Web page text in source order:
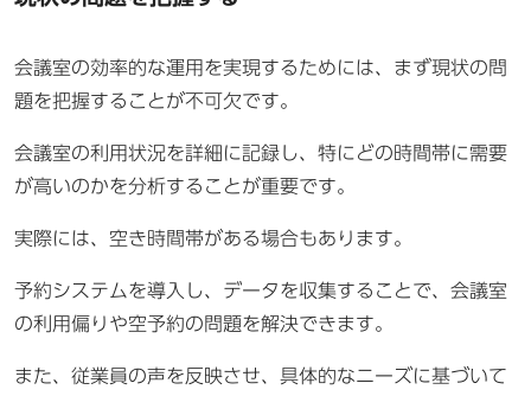
会議室の効率的な運用を実現するためには、まず現状の問
題を把握することが不可欠です。
会議室の利用状況を詳細に記録し、特にどの時間帯に需要
が高いのかを分析することが重要です。
実際には、空き時間帯がある場合もあります。
予約システムを導入し、データを収集することで、会議室
の利用偏りや空予約の問題を解決できます。
また、従業員の声を反映させ、具体的なニーズに基づいて